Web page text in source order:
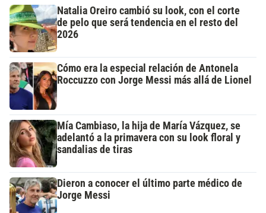
Natalia Oreiro cambió su look, con el corte
de pelo que será tendencia en el resto del
2026
Cómo era la especial relación de Antonela
Roccuzzo con Jorge Messi más allá de Lionel
Mía Cambiaso, la hija de María Vázquez, se
adelantó a la primavera con su look floral y
sandalias de tiras
Dieron a conocer el último parte médico de
Jorge Messi